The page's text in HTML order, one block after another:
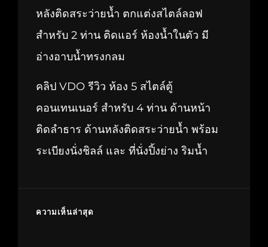
หลังติดสระว่ายน้ำ ตกแต่งสไตล์ลอฟ
สำหรับ 2 ท่าน ติดแอร์ ห้องน้ำในตัว มี
อ่างอาบน้ำทรงกลม
คลิป VDO รีวิว ห้อง 5 สไตล์ตู้
คอนเทนเนอร์ สำหรับ 4 ท่าน ด้านหน้า
ติดลำธาร ด้านหลังติดสระว่ายน้ำ พร้อม
ระเบียงนั่งชิลล์ และ ที่นั่งปิ้งย่าง ริมน้ำ
ความเห็นล่าสุด